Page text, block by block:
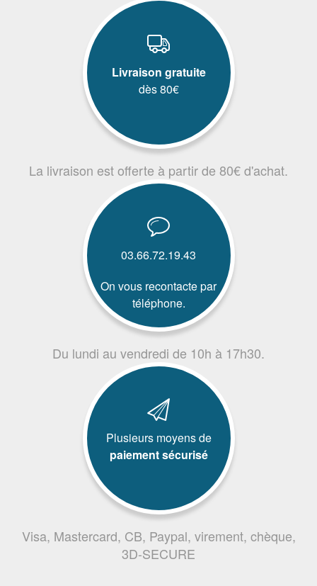
Livraison gratuite
dès 80€
La livraison est offerte à partir de 80€ d'achat.
03.66.72.19.43
On vous recontacte par
téléphone.
Du lundi au vendredi de 10h à 17h30.
Plusieurs moyens de
paiement sécurisé
Visa, Mastercard, CB, Paypal, virement, chèque,
3D-SECURE